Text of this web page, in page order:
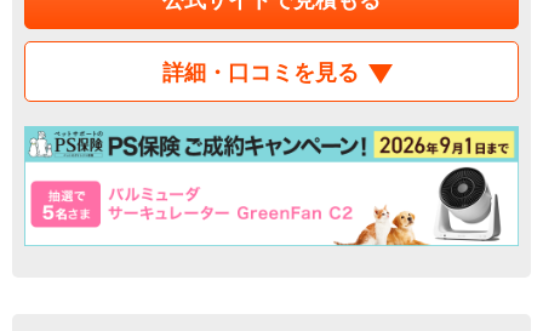
詳細・口コミを見る